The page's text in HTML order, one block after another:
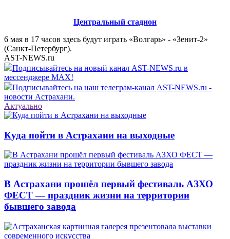
Центральный стадион
6 мая в 17 часов здесь будут играть «Волгарь» - «Зенит-2»
(Санкт-Петербург).
AST-NEWS.ru
Подписывайтесь на новый канал AST-NEWS.ru в
мессенджере MAX!
Подписывайтесь на наш телеграм-канал AST-NEWS.ru -
новости Астрахани.
Актуально
Куда пойти в Астрахани на выходные
В Астрахани прошёл первый фестиваль АЗХО
ФЕСТ — праздник жизни на территории
бывшего завода